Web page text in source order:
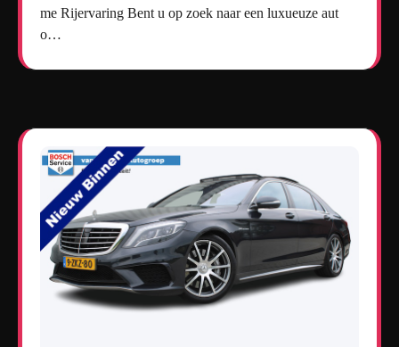
me Rijervaring Bent u op zoek naar een luxueuze aut
o…